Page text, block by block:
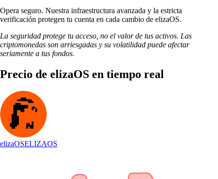
Opera seguro. Nuestra infraestructura avanzada y la estricta
verificación protegen tu cuenta en cada cambio de elizaOS.
La seguridad protege tu acceso, no el valor de tus activos. Las
criptomonedas son arriesgadas y su volatilidad puede afectar
seriamente a tus fondos.
Precio de elizaOS en tiempo real
elizaOSELIZAOS